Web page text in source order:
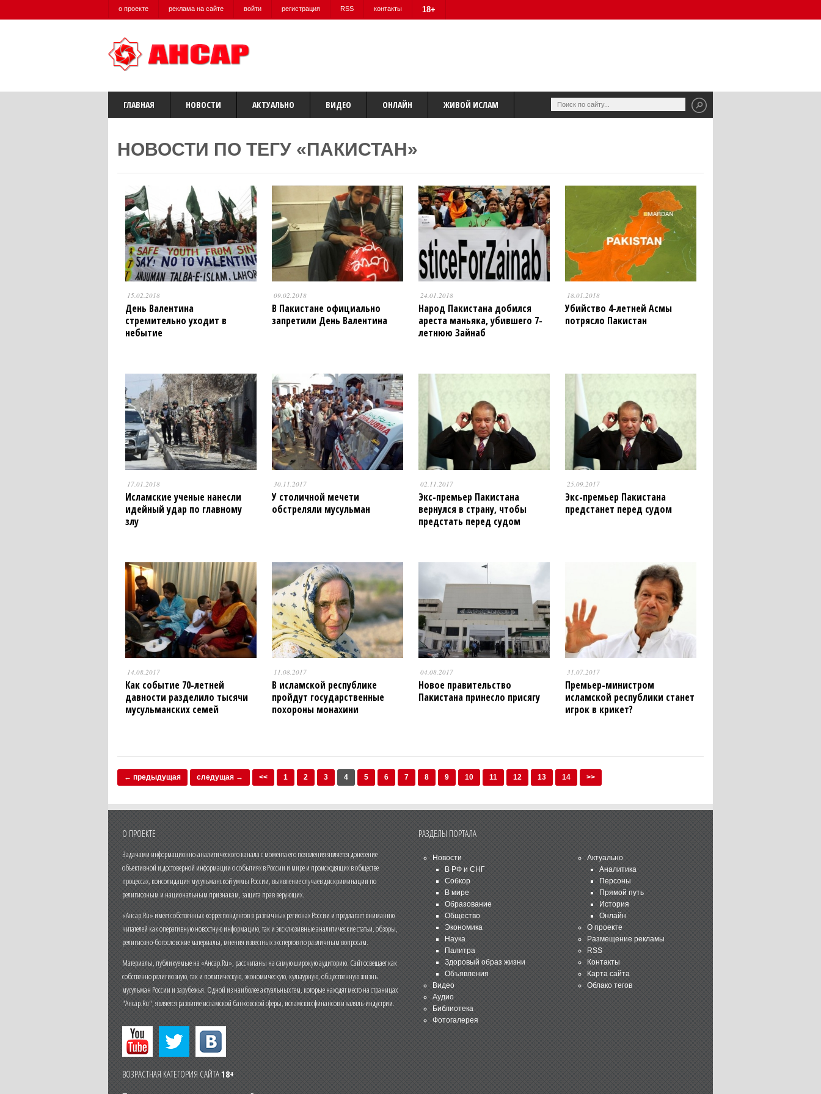
о проекте реклама на сайте войти регистрация RSS контакты 18+
ГЛАВНАЯ НОВОСТИ АКТУАЛЬНО ВИДЕО ОНЛАЙН ЖИВОЙ ИСЛАМ
НОВОСТИ ПО ТЕГУ «ПАКИСТАН»
15.02.2018
День Валентина
стремительно уходит в
небытие
09.02.2018
В Пакистане официально
запретили День Валентина
24.01.2018
Народ Пакистана добился
ареста маньяка, убившего 7-
летнюю Зайнаб
18.01.2018
Убийство 4-летней Асмы
потрясло Пакистан
17.01.2018
Исламские ученые нанесли
идейный удар по главному
злу
30.11.2017
У столичной мечети
обстреляли мусульман
02.11.2017
Экс-премьер Пакистана
вернулся в страну, чтобы
предстать перед судом
25.09.2017
Экс-премьер Пакистана
предстанет перед судом
14.08.2017
Как событие 70-летней
давности разделило тысячи
мусульманских семей
11.08.2017
В исламской республике
пройдут государственные
похороны монахини
04.08.2017
Новое правительство
Пакистана принесло присягу
31.07.2017
Премьер-министром
исламской республики станет
игрок в крикет?
← предыдущая следущая → << 1 2 3 4 5 6 7 8 9 10 11 12 13 14 >>
О ПРОЕКТЕ
Задачами информационно-аналитического канала с момента его появления является донесение
объективной и достоверной информации о событиях в России и мире и происходящих в обществе
процессах, консолидация мусульманской уммы России, выявление случаев дискриминации по
религиозным и национальным признакам, защита прав верующих.
«Ансар.Ru» имеет собственных корреспондентов в различных регионах России и предлагает вниманию
читателей как оперативную новостную информацию, так и эксклюзивные аналитические статьи, обзоры,
религиозно-богословские материалы, мнения известных экспертов по различным вопросам.
Материалы, публикуемые на «Ансар.Ru», рассчитаны на самую широкую аудиторию. Сайт освещает как
собственно религиозную, так и политическую, экономическую, культурную, общественную жизнь
мусульман России и зарубежья. Одной из наиболее актуальных тем, которые находят место на страницах
"Ансар.Ru", является развитие исламской банковской сферы, исламских финансов и халяль-индустрии.
ВОЗРАСТНАЯ КАТЕГОРИЯ САЙТА18+
РАЗДЕЛЫ ПОРТАЛА
Новости
В РФ и СНГ
Собкор
В мире
Образование
Общество
Экономика
Наука
Палитра
Здоровый образ жизни
Объявления
Видео
Аудио
Библиотека
Фотогалерея
Актуально
Аналитика
Персоны
Прямой путь
История
Онлайн
О проекте
Размещение рекламы
RSS
Контакты
Карта сайта
Облако тегов